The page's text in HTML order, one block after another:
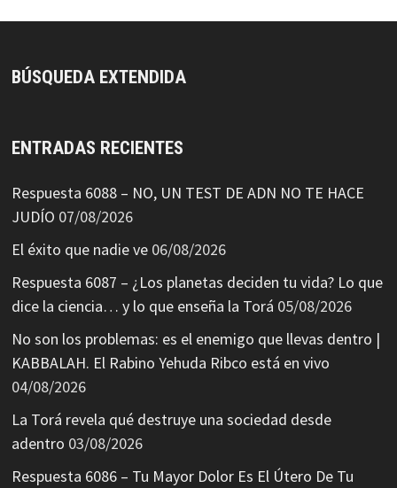
BÚSQUEDA EXTENDIDA
ENTRADAS RECIENTES
Respuesta 6088 – NO, UN TEST DE ADN NO TE HACE
JUDÍO 07/08/2026
El éxito que nadie ve 06/08/2026
Respuesta 6087 – ¿Los planetas deciden tu vida? Lo que
dice la ciencia… y lo que enseña la Torá 05/08/2026
No son los problemas: es el enemigo que llevas dentro |
KABBALAH. El Rabino Yehuda Ribco está en vivo
04/08/2026
La Torá revela qué destruye una sociedad desde
adentro 03/08/2026
Respuesta 6086 – Tu Mayor Dolor Es El Útero De Tu